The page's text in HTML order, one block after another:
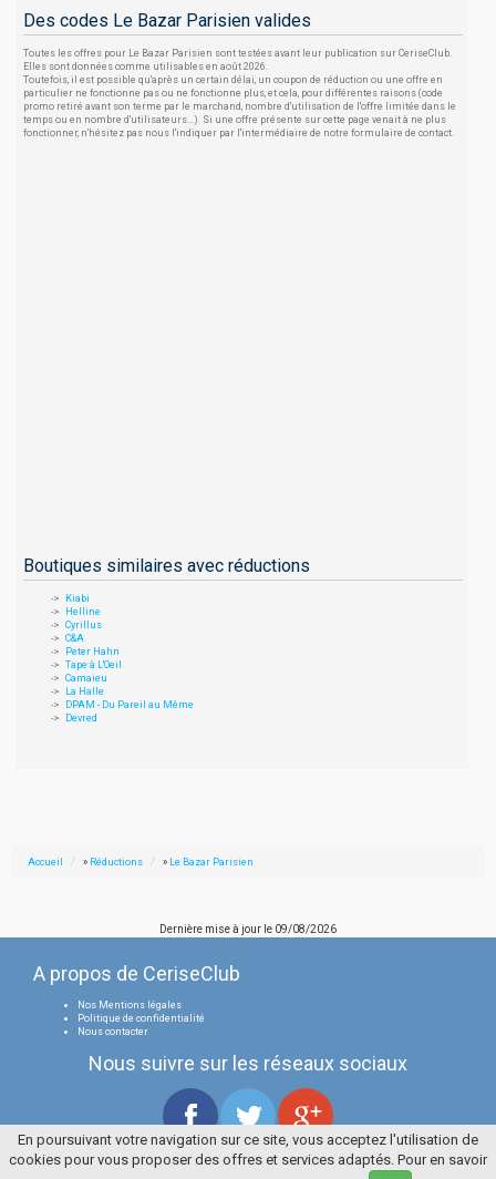
Des codes Le Bazar Parisien valides
Toutes les offres pour Le Bazar Parisien sont testées avant leur publication sur CeriseClub.
Elles sont données comme utilisables en août 2026.
Toutefois, il est possible qu'après un certain délai, un coupon de réduction ou une offre en
particulier ne fonctionne pas ou ne fonctionne plus, et cela, pour différentes raisons (code
promo retiré avant son terme par le marchand, nombre d'utilisation de l'offre limitée dans le
temps ou en nombre d'utilisateurs...). Si une offre présente sur cette page venait à ne plus
fonctionner, n'hésitez pas nous l'indiquer par l'intermédiaire de notre formulaire de contact.
Boutiques similaires avec réductions
Kiabi
Helline
Cyrillus
C&A
Peter Hahn
Tape à L'Oeil
Camaieu
La Halle
DPAM - Du Pareil au Même
Devred
Accueil » Réductions » Le Bazar Parisien
Dernière mise à jour le 09/08/2026
A propos de CeriseClub
Nos Mentions légales
Politique de confidentialité
Nous contacter
Nous suivre sur les réseaux sociaux
Tous droits réservés
En poursuivant votre navigation sur ce site, vous acceptez l'utilisation de
cookies pour vous proposer des offres et services adaptés. Pour en savoir